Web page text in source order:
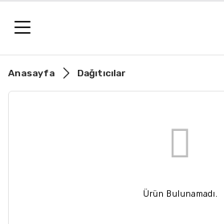
Anasayfa Dağıtıcılar
Ürün Bulunamadı.